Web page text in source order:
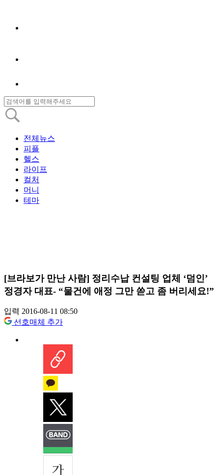
전체뉴스
피플
헬스
라이프
컬처
머니
테마
[브라보가 만난 사람] 정리수납 컨설팅 업체 ‘덤인’
정경자 대표- “물건에 애정 그만 쏟고 좀 버리세요!”
입력 2016-08-11 08:50
선호매체 추가